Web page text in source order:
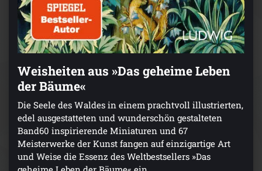
Weisheiten aus »Das geheime Leben
der Bäume«
Die Seele des Waldes in einem prachtvoll illustrierten,
edel ausgestatteten und wunderschön gestalteten
Band60 inspirierende Miniaturen und 67
Meisterwerke der Kunst fangen auf einzigartige Art
und Weise die Essenz des Weltbestsellers »Das
geheime Leben der Bäume« ein.